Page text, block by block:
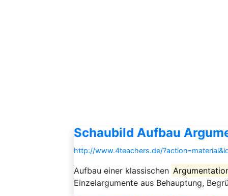
Schaubild Aufbau
http://www.4teachers.de/
Aufbau einer klassischen
Einzelargumente aus Behauptung,